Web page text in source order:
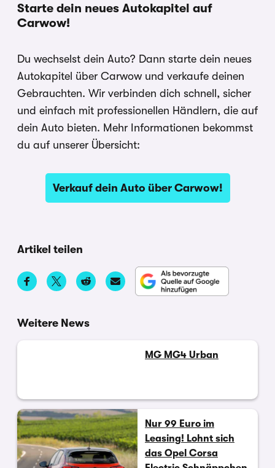
Starte dein neues Autokapitel auf
Carwow!
Du wechselst dein Auto? Dann starte dein neues
Autokapitel über Carwow und verkaufe deinen
Gebrauchten. Wir verbinden dich schnell, sicher
und einfach mit professionellen Händlern, die auf
dein Auto bieten. Mehr Informationen bekommst
du auf unserer Übersicht:
Verkauf dein Auto über Carwow!
Artikel teilen
Weitere News
MG MG4 Urban
Nur 99 Euro im
Leasing! Lohnt sich
das Opel Corsa